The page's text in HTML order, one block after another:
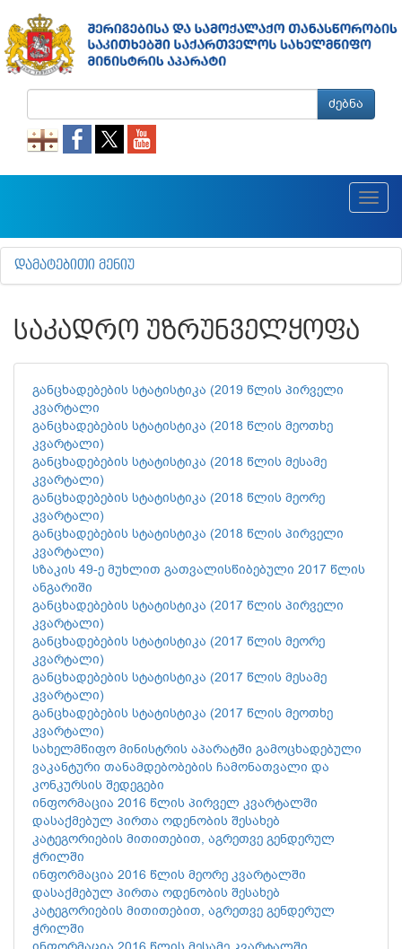
ძებნა
ᲓᲐᲛᲐᲢᲔᲑᲘᲗᲘ ᲛᲔᲜᲘᲣ
ᲡᲐᲙᲐᲓᲠᲝ ᲣᲖᲠᲣᲜᲕᲔᲚᲧᲝᲤᲐ
განცხადებების სტატისტიკა (2019 წლის პირველი
კვარტალი
განცხადებების სტატისტიკა (2018 წლის მეოთხე
კვარტალი)
განცხადებების სტატისტიკა (2018 წლის მესამე
კვარტალი)
განცხადებების სტატისტიკა (2018 წლის მეორე
კვარტალი)
განცხადებების სტატისტიკა (2018 წლის პირველი
კვარტალი)
სზაკის 49-ე მუხლით გათვალისწიბებული 2017 წლის
ანგარიში
განცხადებების სტატისტიკა (2017 წლის პირველი
კვარტალი)
განცხადებების სტატისტიკა (2017 წლის მეორე
კვარტალი)
განცხადებების სტატისტიკა (2017 წლის მესამე
კვარტალი)
განცხადებების სტატისტიკა (2017 წლის მეოთხე
კვარტალი)
სახელმწიფო მინისტრის აპარატში გამოცხადებული
ვაკანტური თანამდებობების ჩამონათვალი და
კონკურსის შედეგები
ინფორმაცია 2016 წლის პირველ კვარტალში
დასაქმებულ პირთა ოდენობის შესახებ
კატეგორიების მითითებით, აგრეთვე გენდერულ
ჭრილში
ინფორმაცია 2016 წლის მეორე კვარტალში
დასაქმებულ პირთა ოდენობის შესახებ
კატეგორიების მითითებით, აგრეთვე გენდერულ
ჭრილში